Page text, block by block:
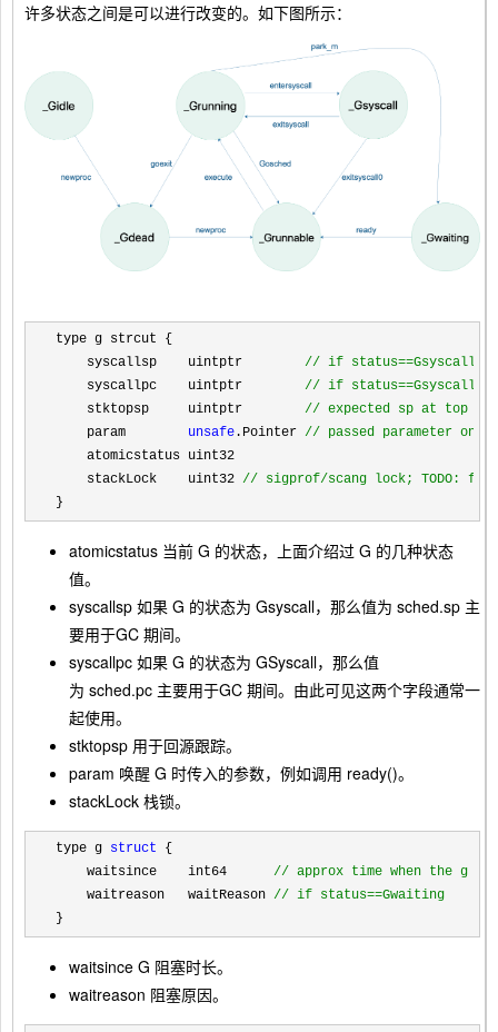
许多状态之间是可以进行改变的。如下图所示：
type g strcut {
    syscallsp    uintptr
// if status==Gsyscall,
    syscallpc    uintptr
// if status==Gsyscall,
    stktopsp     uintptr
// expected sp at top
    param
unsafe .Pointer // passed parameter on
    atomicstatus uint32
    stackLock    uint32
// sigprof/scang lock; TODO:
}
atomicstatus 当前 G 的状态，上面介绍过 G 的几种状态
值。
syscallsp 如果 G 的状态为 Gsyscall，那么值为 sched.sp 主
要用于GC 期间。
syscallpc 如果 G 的状态为 GSyscall，那么值
为 sched.pc 主要用于GC 期间。由此可见这两个字段通常一
起使用。
stktopsp 用于回源跟踪。
param 唤醒 G 时传入的参数，例如调用 ready()。
stackLock 栈锁。
type g struct {
    waitsince    int64
// approx time when the g
    waitreason   waitReason
// if status==Gwaiting
}
waitsince G 阻塞时长。
waitreason 阻塞原因。